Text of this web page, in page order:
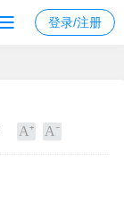
登录/注册